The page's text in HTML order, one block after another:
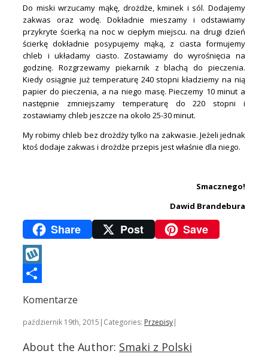
Do miski wrzucamy mąkę, drożdże, kminek i sól. Dodajemy
zakwas oraz wodę. Dokładnie mieszamy i odstawiamy
przykryte ścierką na noc w ciepłym miejscu. na drugi dzień
ścierkę dokładnie posypujemy mąką, z ciasta formujemy
chleb i układamy ciasto. Zostawiamy do wyrośnięcia na
godzinę. Rozgrzewamy piekarnik z blachą do pieczenia.
Kiedy osiągnie już temperaturę 240 stopni kładziemy na nią
papier do pieczenia, a na niego masę. Pieczemy 10 minut a
następnie zmniejszamy temperaturę do 220 stopni i
zostawiamy chleb jeszcze na około 25-30 minut.
My robimy chleb bez drożdży tylko na zakwasie. Jeżeli jednak
ktoś dodaje zakwas i drożdże przepis jest właśnie dla niego.
Smacznego!
Dawid Brandebura
Share Post Save
Wykop
Komentarze
październik 19th, 2015 | Categories: Przepisy|
About the Author: Smaki z Polski